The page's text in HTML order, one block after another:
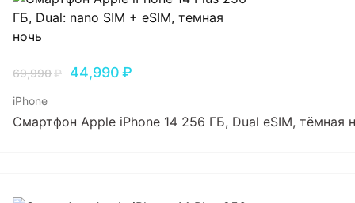
69,990₽ 44,990₽
iPhone
Смартфон Apple iPhone 14 256 ГБ, Dual еSIM, тёмная